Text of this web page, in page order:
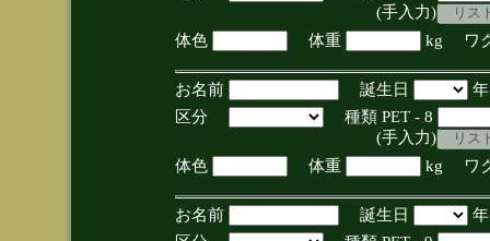
(手入力)
体色
体重 kg ワ
お名前 誕生日
区分
種類 PET - 8
(手入力)
体色
体重 kg ワ
お名前 誕生日